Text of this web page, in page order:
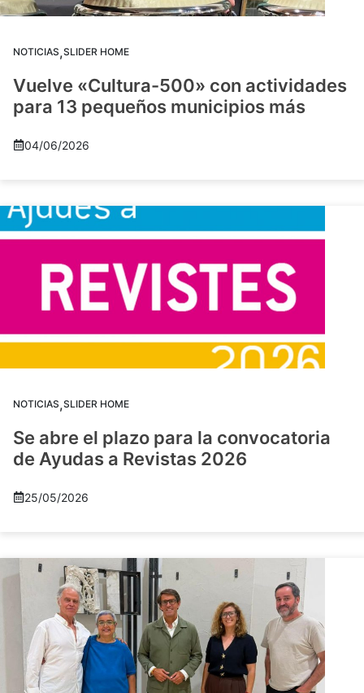
NOTICIAS,SLIDER HOME
Vuelve «Cultura-500» con actividades
para 13 pequeños municipios más
04/06/2026
NOTICIAS,SLIDER HOME
Se abre el plazo para la convocatoria
de Ayudas a Revistas 2026
25/05/2026